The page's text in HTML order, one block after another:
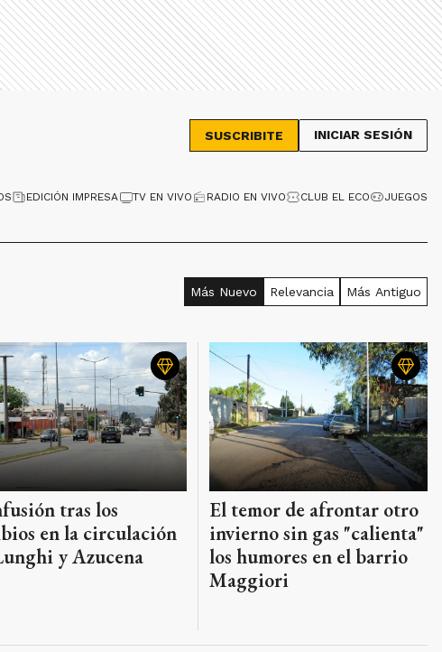
SUSCRIBITE INICIAR SESIÓN
EDICIÓN IMPRESA TV EN VIVO RADIO EN VIVO CLUB EL ECO JUEGOS
Más Nuevo Relevancia Más Antiguo
tras los
en la circulación
y Azucena
El temor de afrontar otro
invierno sin gas "calienta"
los humores en el barrio
Maggiori